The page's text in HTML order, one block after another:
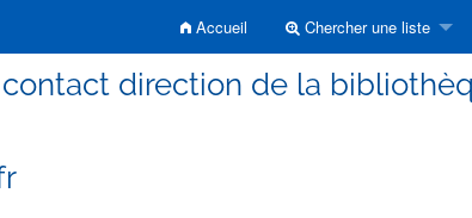
Accueil Chercher une liste
direction de la